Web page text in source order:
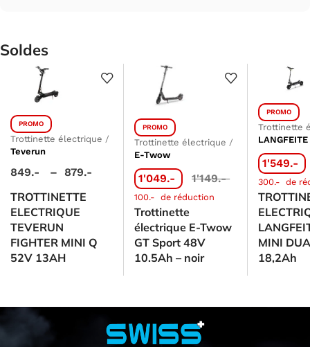
Soldes
PROMO
Trottinette électrique /
Teverun
849.- – 879.-
TROTTINETTE
ELECTRIQUE
TEVERUN
FIGHTER MINI Q
52V 13AH
PROMO
Trottinette électrique /
E-Twow
1'049.- 1'149.-
100.- de réduction
Trottinette
électrique E-Twow
GT Sport 48V
10.5Ah – noir
PROMO
Trottinette
LANGFEITE
1'549.-
300.- de
MINI
18,2Ah